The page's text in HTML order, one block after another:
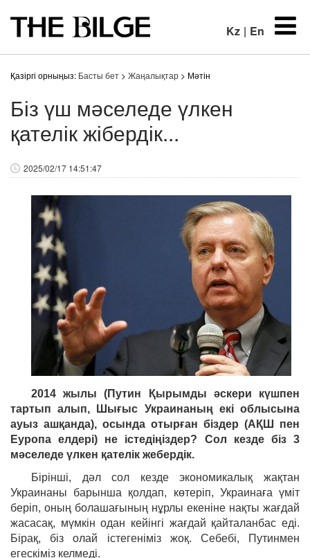
Kz | En
Қазіргі орныңыз: Басты бет > Жаңалықтар > Мәтін
Біз үш мәселеде үлкен
қателік жібердік...
2025/02/17 14:51:47
2014 жылы (Путин Қырымды әскери күшпен
тартып алып, Шығыс Украинаның екі облысына
ауыз ашқанда), осында отырған біздер (АҚШ пен
Еуропа елдері) не істедіңіздер? Сол кезде біз 3
мәселеде үлкен қателік жебердік.
Бірінші, дәл сол кезде экономикалық жақтан
Украинаны барынша қолдап, көтеріп, Украинаға үміт
беріп, оның болашағының нұрлы екеніне нақты жағдай
жасасақ, мүмкін одан кейінгі жағдай қайталанбас еді.
Бірақ, біз олай істегеніміз жоқ. Себебі, Путинмен
егескіміз келмеді.